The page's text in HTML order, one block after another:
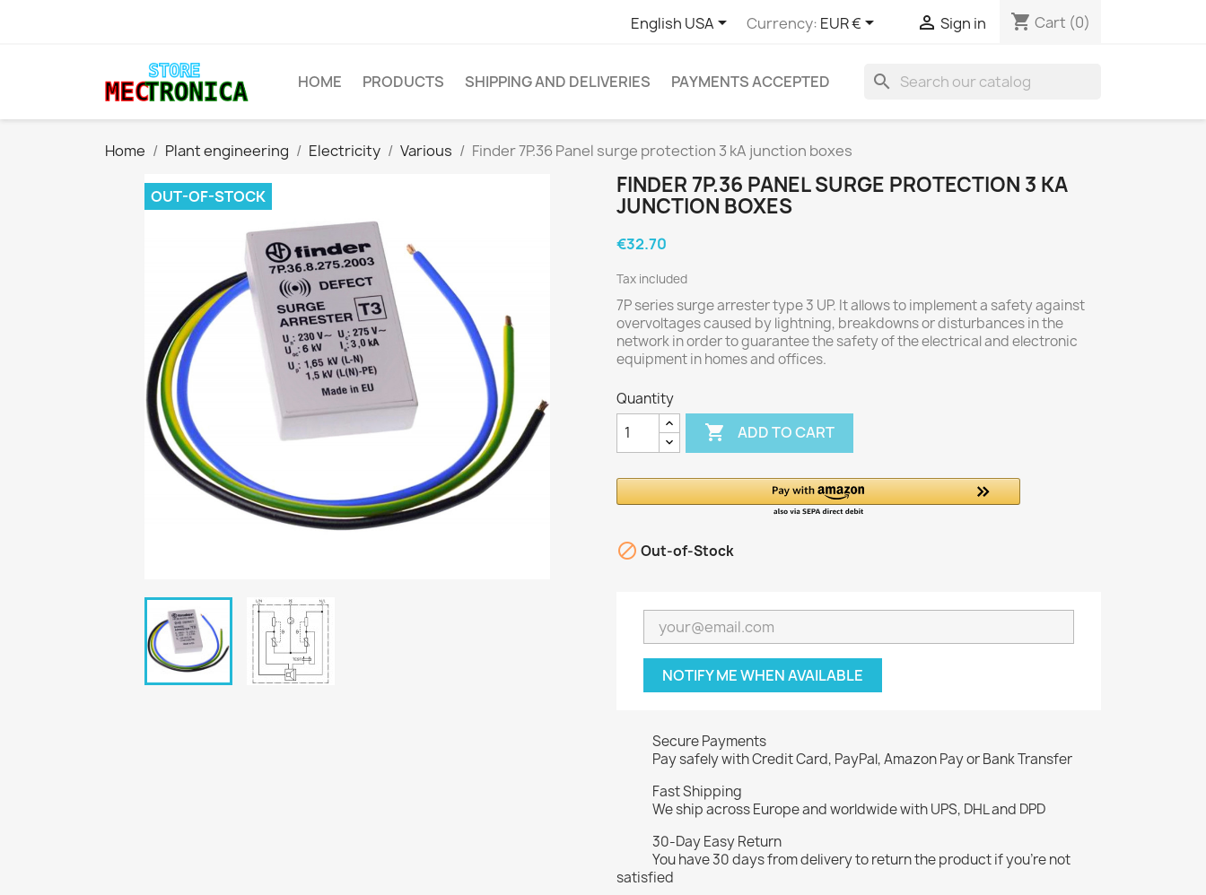
English USA Currency: EUR €  Sign in shopping_cart Cart (0)
HOME PRODUCTS SHIPPING AND DELIVERIES PAYMENTS ACCEPTED search
Home Plant engineering Electricity Various Finder 7P.36 Panel surge protection 3 kA junction boxes
OUT-OF-STOCK
FINDER 7P.36 PANEL SURGE PROTECTION 3 KA
JUNCTION BOXES
€32.70
Tax included
7P series surge arrester type 3 UP. It allows to implement a safety against
overvoltages caused by lightning, breakdowns or disturbances in the
network in order to guarantee the safety of the electrical and electronic
equipment in homes and offices.
Quantity
 ADD TO CART
 Out-of-Stock
NOTIFY ME WHEN AVAILABLE
Secure Payments
Pay safely with Credit Card, PayPal, Amazon Pay or Bank Transfer
Fast Shipping
We ship across Europe and worldwide with UPS, DHL and DPD
30-Day Easy Return
You have 30 days from delivery to return the product if you're not
satisfied